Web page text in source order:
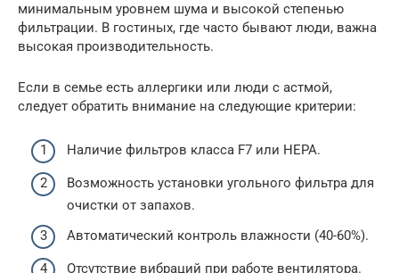
минимальным уровнем шума и высокой степенью
фильтрации. В гостиных, где часто бывают люди, важна
высокая производительность.
Если в семье есть аллергики или люди с астмой,
следует обратить внимание на следующие критерии:
Наличие фильтров класса F7 или HEPA.
Возможность установки угольного фильтра для
очистки от запахов.
Автоматический контроль влажности (40-60%).
Отсутствие вибраций при работе вентилятора.